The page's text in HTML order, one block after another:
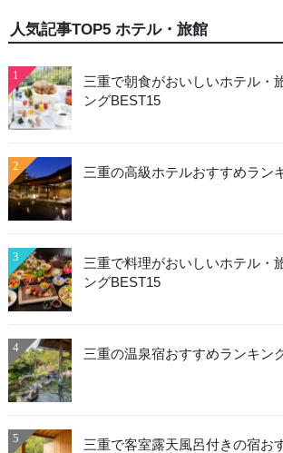
人気記事TOP5 ホテル・旅館
1
三重で朝食がおいしいホテル・
ングBEST15
2 三重の高級ホテルおすすめラン
3
三重で料理がおいしいホテル・
ングBEST15
4 三重の温泉宿おすすめランキン
5
三重で客室露天風呂付きの宿お